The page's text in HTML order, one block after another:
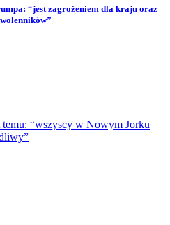
“jest zagrożeniem dla kraju oraz